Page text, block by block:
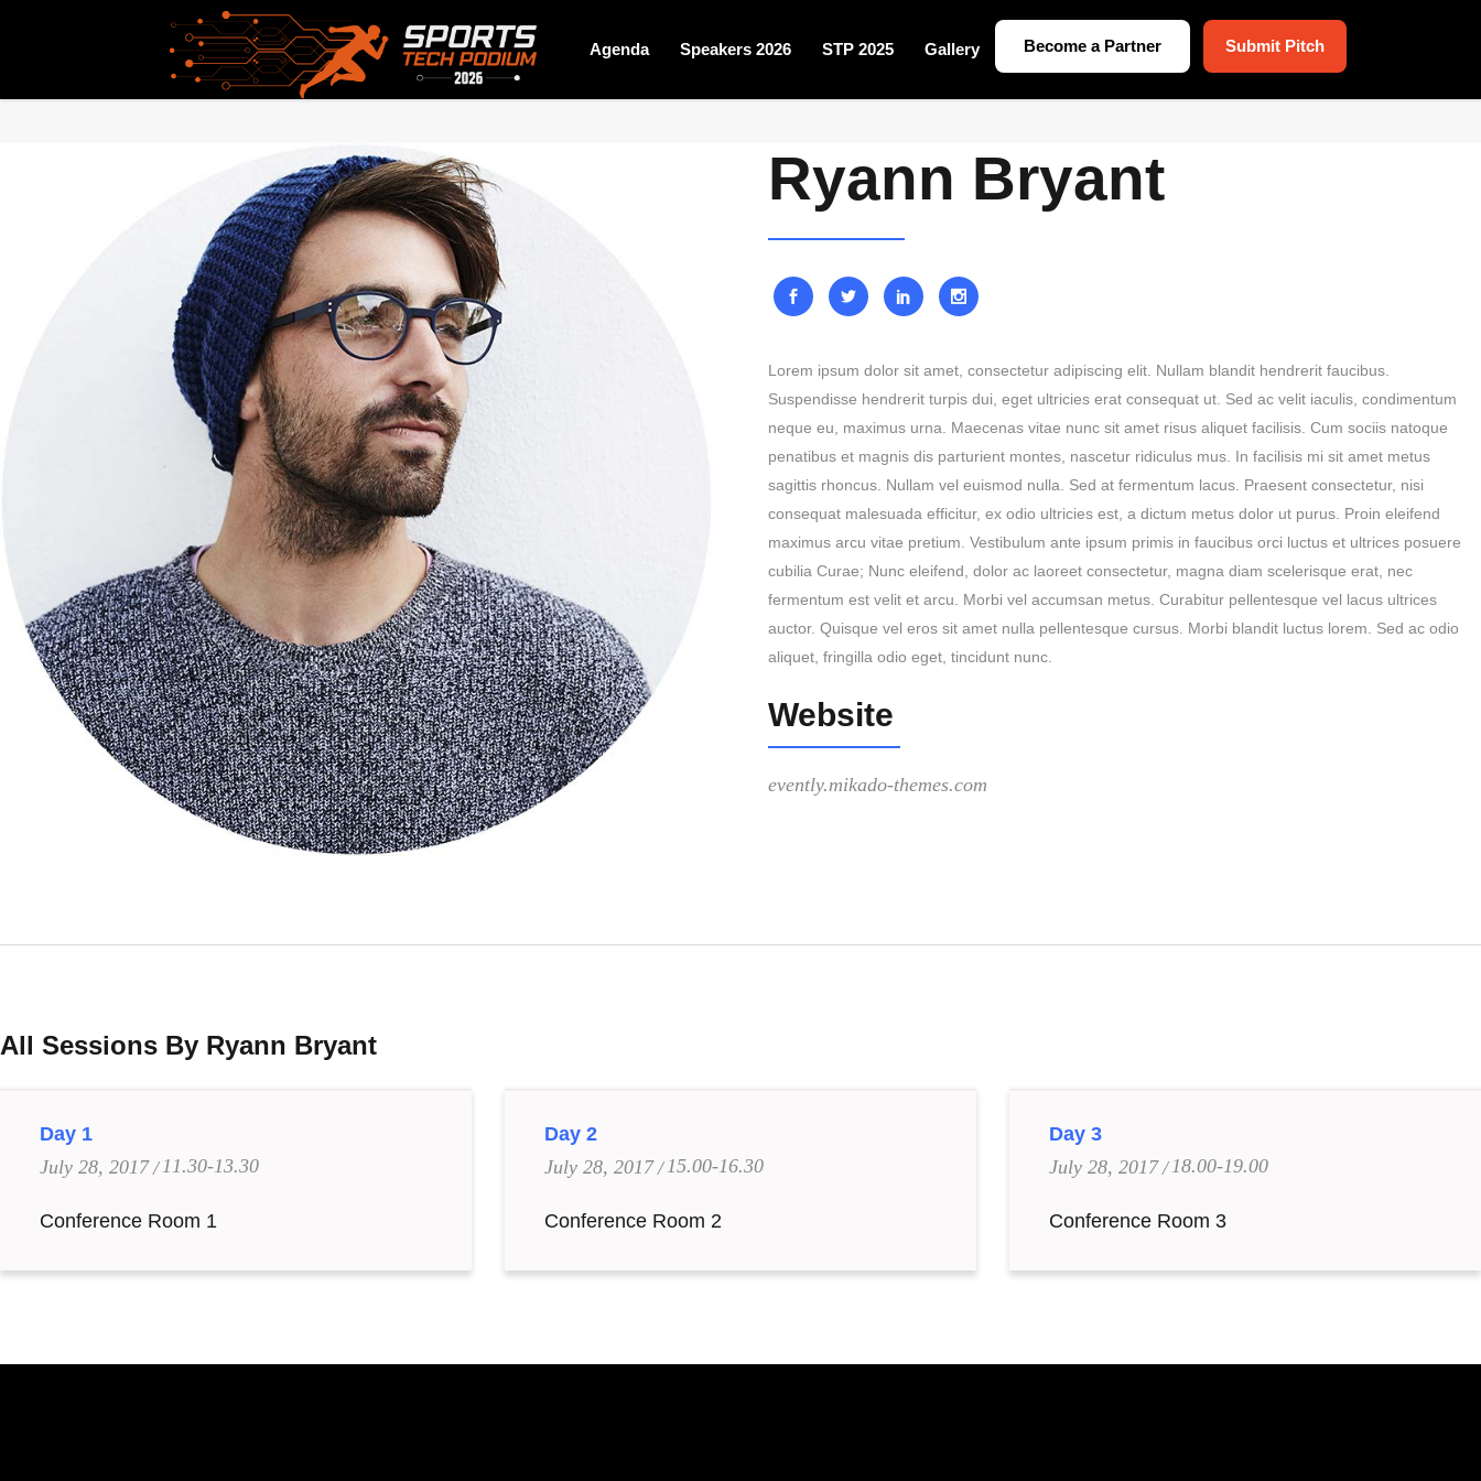
Agenda Speakers 2026 STP 2025 Gallery Become a Partner Submit Pitch
/ Ryann Bryant
Ryann Bryant
Lorem ipsum dolor sit amet, consectetur adipiscing elit. Nullam blandit hendrerit faucibus.
Suspendisse hendrerit turpis dui, eget ultricies erat consequat ut. Sed ac velit iaculis, condimentum
neque eu, maximus urna. Maecenas vitae nunc sit amet risus aliquet facilisis. Cum sociis natoque
penatibus et magnis dis parturient montes, nascetur ridiculus mus. In facilisis mi sit amet metus
sagittis rhoncus. Nullam vel euismod nulla. Sed at fermentum lacus. Praesent consectetur, nisi
consequat malesuada efficitur, ex odio ultricies est, a dictum metus dolor ut purus. Proin eleifend
maximus arcu vitae pretium. Vestibulum ante ipsum primis in faucibus orci luctus et ultrices posuere
cubilia Curae; Nunc eleifend, dolor ac laoreet consectetur, magna diam scelerisque erat, nec
fermentum est velit et arcu. Morbi vel accumsan metus. Curabitur pellentesque vel lacus ultrices
auctor. Quisque vel eros sit amet nulla pellentesque cursus. Morbi blandit luctus lorem. Sed ac odio
aliquet, fringilla odio eget, tincidunt nunc.
Website
evently.mikado-themes.com
All Sessions By Ryann Bryant
Day 1
July 28, 2017
11.30-13.30
Conference Room 1
Day 2
July 28, 2017
15.00-16.30
Conference Room 2
Day 3
July 28, 2017
18.00-19.00
Conference Room 3